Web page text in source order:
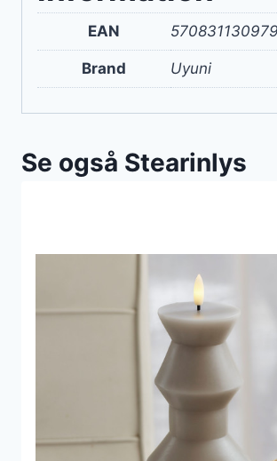
EAN
Brand Uyuni
Se også Stearinlys